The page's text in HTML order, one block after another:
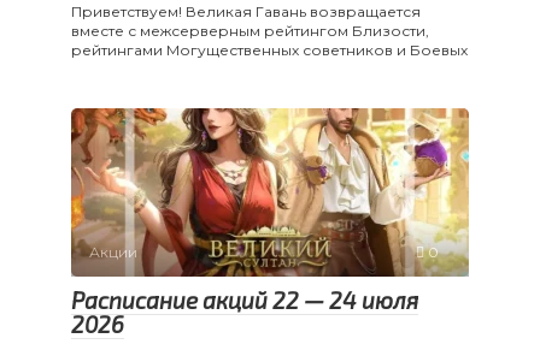
Приветствуем! Великая Гавань возвращается
вместе с межсерверным рейтингом Близости,
рейтингами Могущественных советников и Боевых
Акции 0
Расписание акций 22 — 24 июля
2026